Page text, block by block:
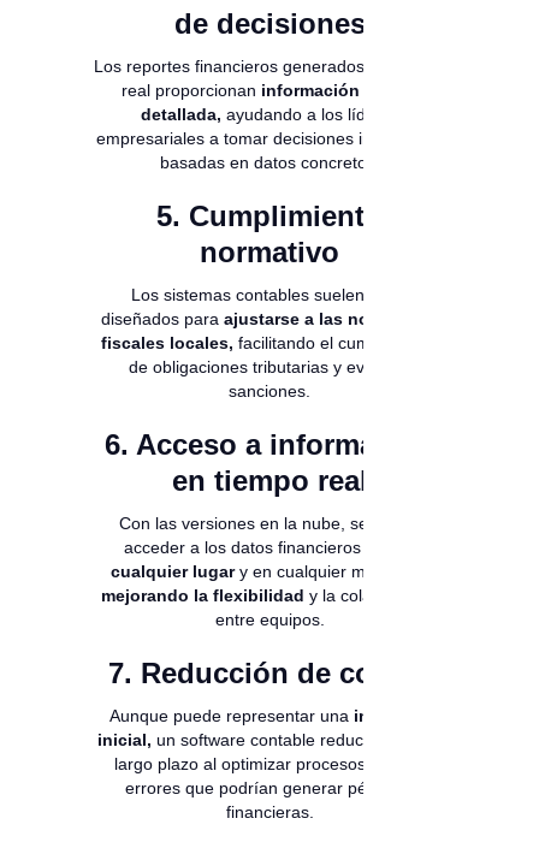
de decisiones
Los reportes financieros generados en tiempo
real proporcionan información clara y
detallada, ayudando a los líderes
empresariales a tomar decisiones informadas
basadas en datos concretos.
5. Cumplimiento
normativo
Los sistemas contables suelen estar
diseñados paraajustarse a las normativas
fiscales locales, facilitando el cumplimiento
de obligaciones tributarias y evitando
sanciones.
6. Acceso a información
en tiempo real
Con las versiones en la nube, se puede
acceder a los datos financieros
cualquier lugary en cualquier momento,
mejorando la flexibilidad y la colaboración
entre equipos.
7. Reducción de costos
Aunque puede representar una inversión
inicial, un software contable reduce costos a
largo plazo al optimizar procesos y evitar
errores que podrían generar pérdidas
financieras.